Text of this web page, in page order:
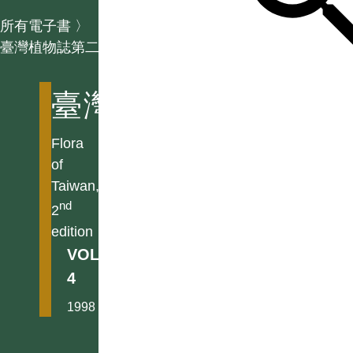
所有電子書 〉
臺灣植物誌第二版
臺灣植物誌第二版
Flora
of
Taiwan,
2nd
edition
VOL.
4
1998